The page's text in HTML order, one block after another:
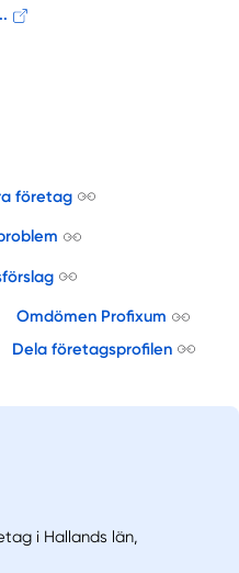
företag
Omdömen Profixum
Dela företagsprofilen
i Hallands län,